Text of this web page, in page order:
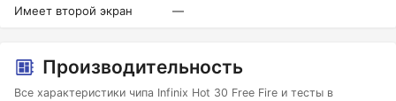
Имеет второй экран —
Производительность
Все характеристики чипа Infinix Hot 30 Free Fire и тесты в